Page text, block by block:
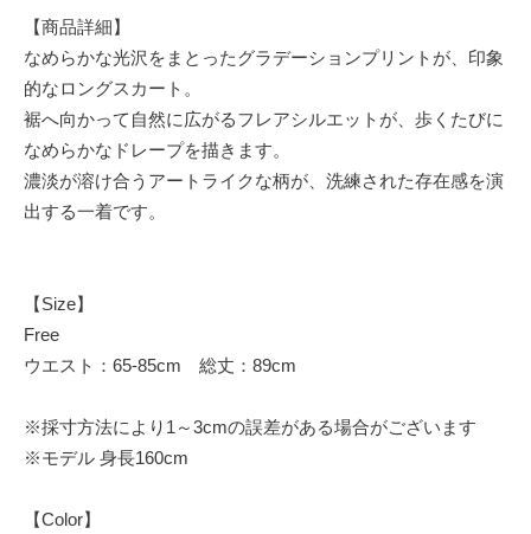
【商品詳細】
なめらかな光沢をまとったグラデーションプリントが、印象
的なロングスカート。
裾へ向かって自然に広がるフレアシルエットが、歩くたびに
なめらかなドレープを描きます。
濃淡が溶け合うアートライクな柄が、洗練された存在感を演
出する一着です。
【Size】
Free
ウエスト：65-85cm 総丈：89cm
※採寸方法により1～3cmの誤差がある場合がございます
※モデル 身長160cm
【Color】